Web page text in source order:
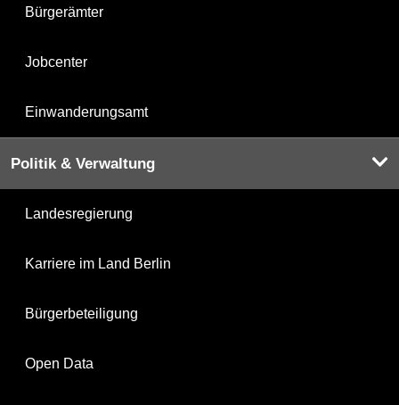
Bürgerämter
Jobcenter
Einwanderungsamt
Politik & Verwaltung
Landesregierung
Karriere im Land Berlin
Bürgerbeteiligung
Open Data